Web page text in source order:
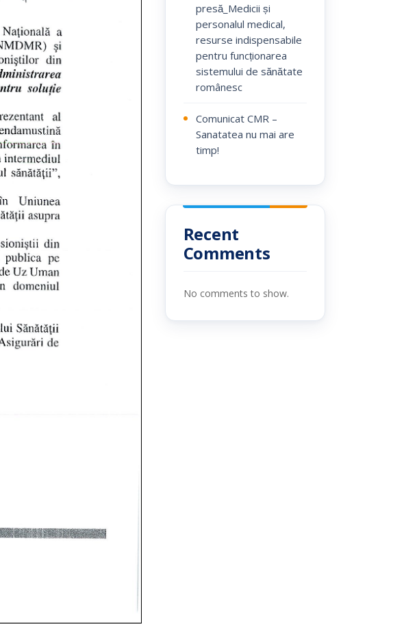
presă_Medicii și
personalul medical,
resurse indispensabile
pentru funcționarea
sistemului de sănătate
românesc
Comunicat CMR –
Sanatatea nu mai are
timp!
Recent
Comments
No comments to show.